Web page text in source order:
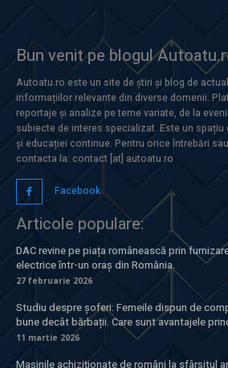
Bun venit pe blogul
Autoatu.ro este un site de știri și blog de
informațiilor relevante din diverse domenii.
reportaje și analize pe teme variate, de la
subiecte de interes specializat. Este un
și educației continue. Pentru orice întrebări
contacta la: contact [at] autoatu.ro
Facebook
Articole populare:
DAC revine pe piața românească prin
electrice într-un oraș din România.
27 februarie 2026
Studiu despre șoferi: Femeile dispun de
bune decât bărbații. Care sunt avantajele
11 martie 2026
Mașinile achiziționate de români la sfârșitul